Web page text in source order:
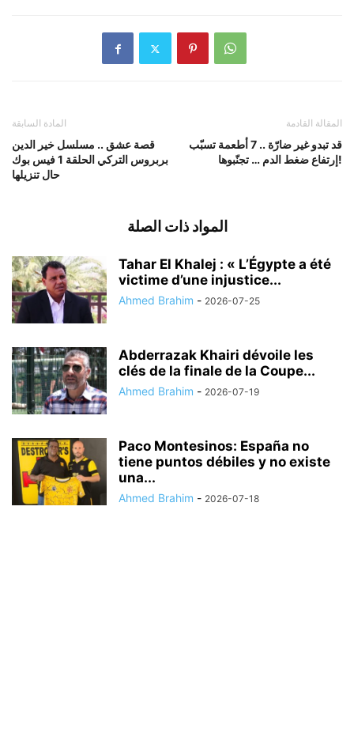
المادة السابقة
قصة عشق .. مسلسل خير الدين
بربروس التركي الحلقة 1 فيس بوك
حال تنزيلها
المقالة القادمة
قد تبدو غير ضارّة .. 7 أطعمة تسبّب
إرتفاع ضغط الدم … تجنّبوها!
المواد ذات الصلة
Tahar El Khalej : « L’Égypte a été
victime d’une injustice...
Ahmed Brahim - 2026-07-25
Abderrazak Khairi dévoile les
clés de la finale de la Coupe...
Ahmed Brahim - 2026-07-19
Paco Montesinos: España no
tiene puntos débiles y no existe
una...
Ahmed Brahim - 2026-07-18